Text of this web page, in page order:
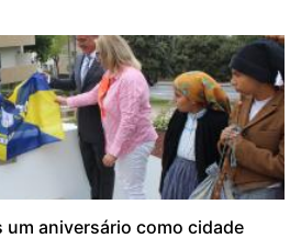
um aniversário como cidade